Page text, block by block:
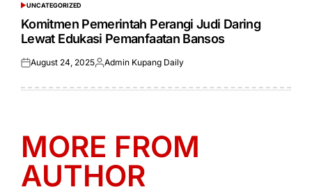
POSTED
IN
UNCATEGORIZED
Komitmen Pemerintah Perangi Judi Daring
Lewat Edukasi Pemanfaatan Bansos
Posted
August 24, 2025Posted
Admin Kupang Daily
MORE FROM
AUTHOR